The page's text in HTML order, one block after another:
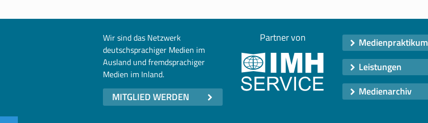
Wir sind das Netzwerk
deutschsprachiger Medien im
Ausland und fremdsprachiger
Medien im Inland.
MITGLIED WERDEN
Partner von
Medienpraktikum
Leistungen
Medienarchiv